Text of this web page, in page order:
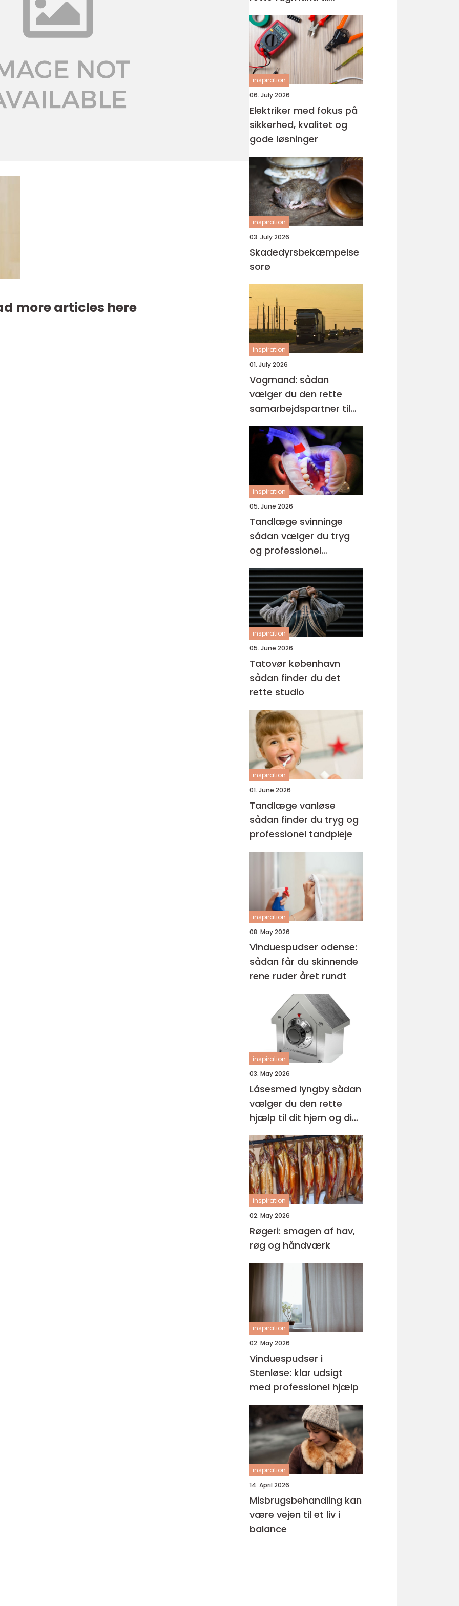
more articles here
glasarbejde
inspiration
06. July 2026
Elektriker med fokus på
sikkerhed, kvalitet og
gode løsninger
inspiration
03. July 2026
Skadedyrsbekæmpelse
sorø
inspiration
01. July 2026
Vogmand: sådan
vælger du den rette
samarbejdspartner til
tunge opgaver
inspiration
05. June 2026
Tandlæge svinninge
sådan vælger du tryg
og professionel
tandpleje
inspiration
05. June 2026
Tatovør københavn
sådan finder du det
rette studio
inspiration
01. June 2026
Tandlæge vanløse
sådan finder du tryg og
professionel tandpleje
inspiration
08. May 2026
Vinduespudser odense:
sådan får du skinnende
rene ruder året rundt
inspiration
03. May 2026
Låsesmed lyngby sådan
vælger du den rette
hjælp til dit hjem og din
virksomhed
inspiration
02. May 2026
Røgeri: smagen af hav,
røg og håndværk
inspiration
02. May 2026
Vinduespudser i
Stenløse: klar udsigt
med professionel hjælp
inspiration
14. April 2026
Misbrugsbehandling kan
være vejen til et liv i
balance